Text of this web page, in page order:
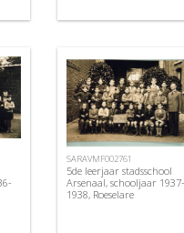
SARAVMF002761
5de leerjaar stadsschool
Arsenaal, schooljaar 1937-
1938, Roeselare